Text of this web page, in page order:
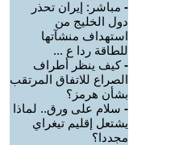
- مباشر: إيران تحذر
دول الخليج من
استهداف منشآتها
للطاقة ردا ع ...
-كيف ينظر أطراف
الصراع للاتفاق المرتقب
بشأن هرمز؟
- سلام على ورق.. لماذا
يشتعل إقليم تيغراي
مجددا؟